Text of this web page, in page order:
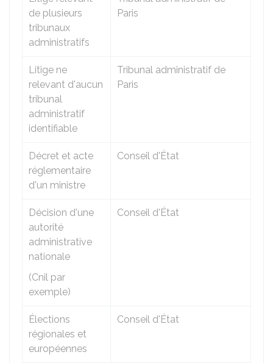
de plusieurs
tribunaux
administratifs
Paris
Litige ne
relevant d'aucun
tribunal
administratif
identifiable
Tribunal administratif de
Paris
Décret et acte
réglementaire
d'un ministre
Conseil d'État
Décision d'une
autorité
administrative
nationale
(Cnil par
exemple)
Conseil d'État
Élections
régionales et
européennes
Conseil d'État